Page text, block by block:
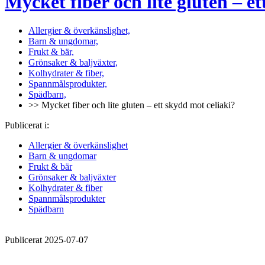
Allergier & överkänslighet,
Barn & ungdomar,
Frukt & bär,
Grönsaker & baljväxter,
Kolhydrater & fiber,
Spannmålsprodukter,
Spädbarn,
>> Mycket fiber och lite gluten – ett skydd mot celiaki?
Publicerat i:
Allergier & överkänslighet
Barn & ungdomar
Frukt & bär
Grönsaker & baljväxter
Kolhydrater & fiber
Spannmålsprodukter
Spädbarn
Publicerat 2025-07-07